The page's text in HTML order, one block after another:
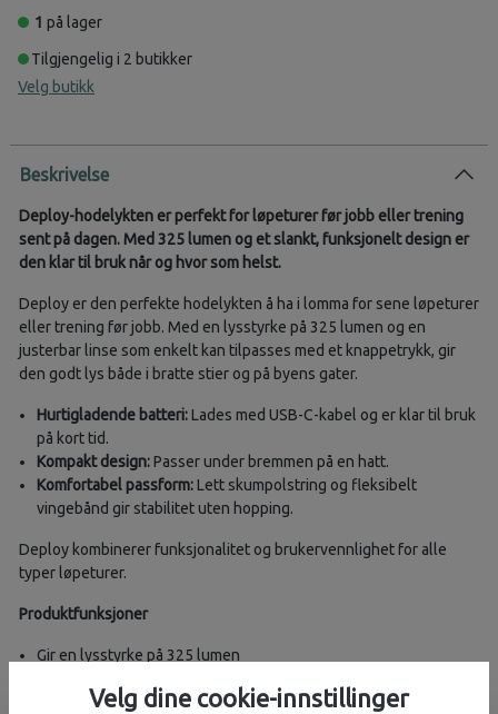
1 på lager
Tilgjengelig i 2 butikker
Velg butikk
Beskrivelse
Deploy-hodelykten er perfekt for løpeturer før jobb eller trening
sent på dagen. Med 325 lumen og et slankt, funksjonelt design er
den klar til bruk når og hvor som helst.
Deploy er den perfekte hodelykten å ha i lomma for sene løpeturer
eller trening før jobb. Med en lysstyrke på 325 lumen og en
justerbar linse som enkelt kan tilpasses med et knappetrykk, gir
den godt lys både i bratte stier og på byens gater.
Hurtigladende batteri:Lades med USB-C-kabel og er klar til bruk
på kort tid.
Kompakt design:Passer under bremmen på en hatt.
Komfortabel passform:Lett skumpolstring og fleksibelt
vingebånd gir stabilitet uten hopping.
Deploy kombinerer funksjonalitet og brukervennlighet for alle
typer løpeturer.
Produktfunksjoner
Gir en lysstyrke på 325 lumen
knappetrykkVelg dine cookie-innstillinger